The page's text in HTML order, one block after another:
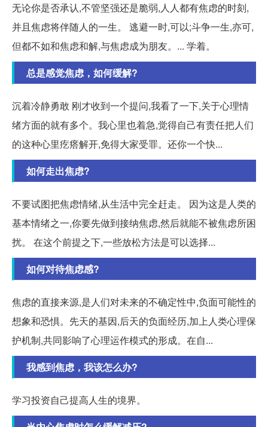
无论你是否承认,不管坚强还是脆弱,人人都有焦虑的时刻,
并且焦虑将伴随人的一生。 逃避一时,可以;斗争一生,亦可,
但都不如和焦虑和解,与焦虑成为朋友。... 学着。
总是感觉焦虑，如何缓解?
沉着冷静勇敢 刚才收到一个提问,我看了一下,关于心理情
绪方面的就有多个。我心里也着急,觉得自己有责任把人们
的这种心里疙瘩解开,免得大家受罪。还你一个快...
如何走出焦虑?
不要试图把焦虑情绪,从生活中完全赶走。 因为这是人类的
基本情绪之一,你要先做到接纳焦虑,然后就能不被焦虑所困
扰。 在这个前提之下,一些放松方法是可以选择...
如何对待焦虑感?
焦虑的直接来源,是人们对未来的不确定性中,负面可能性的
想象和恐惧。先天的基因,后天的负面经历,加上人类心理保
护机制,共同影响了心理运作模式的形成。在自...
我感到焦虑，我该怎么办?
学习投资自己提高人生的境界。